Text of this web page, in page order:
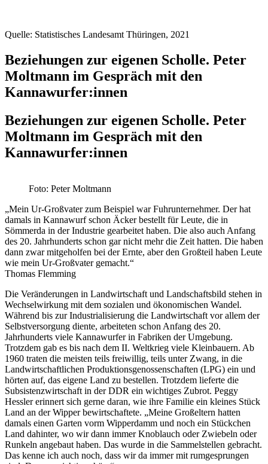
Quelle: Statistisches Landesamt Thüringen, 2021
Beziehungen zur eigenen Scholle. Peter
Moltmann im Gespräch mit den
Kannawurfer:innen
Beziehungen zur eigenen Scholle. Peter
Moltmann im Gespräch mit den
Kannawurfer:innen
Foto: Peter Moltmann
„Mein Ur-Großvater zum Beispiel war Fuhrunternehmer. Der hat
damals in Kannawurf schon Äcker bestellt für Leute, die in
Sömmerda in der Industrie gearbeitet haben. Die also auch Anfang
des 20. Jahrhunderts schon gar nicht mehr die Zeit hatten. Die haben
dann zwar mitgeholfen bei der Ernte, aber den Großteil haben Leute
wie mein Ur-Großvater gemacht.“
Thomas Flemming
Die Veränderungen in Landwirtschaft und Landschaftsbild stehen in
Wechselwirkung mit dem sozialen und ökonomischen Wandel.
Während bis zur Industrialisierung die Landwirtschaft vor allem der
Selbstversorgung diente, arbeiteten schon Anfang des 20.
Jahrhunderts viele Kannawurfer in Fabriken der Umgebung.
Trotzdem gab es bis nach dem II. Weltkrieg viele Kleinbauern. Ab
1960 traten die meisten teils freiwillig, teils unter Zwang, in die
Landwirtschaftlichen Produktionsgenossenschaften (LPG) ein und
hörten auf, das eigene Land zu bestellen. Trotzdem lieferte die
Subsistenzwirtschaft in der DDR ein wichtiges Zubrot. Peggy
Hessler erinnert sich gerne daran, wie ihre Familie ein kleines Stück
Land an der Wipper bewirtschaftete. „Meine Großeltern hatten
damals einen Garten vorm Wipperdamm und noch ein Stückchen
Land dahinter, wo wir dann immer Knoblauch oder Zwiebeln oder
Runkeln angebaut haben. Das wurde in die Sammelstellen gebracht.
Das kenne ich auch noch, dass wir da immer mit rumgesprungen